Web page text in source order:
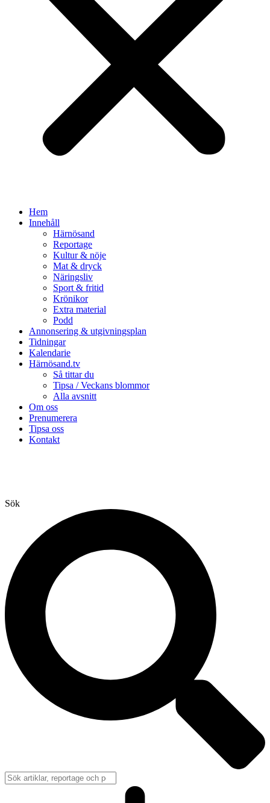
Hem
Innehåll
Härnösand
Reportage
Kultur & nöje
Mat & dryck
Näringsliv
Sport & fritid
Krönikor
Extra material
Podd
Annonsering & utgivningsplan
Tidningar
Kalendarie
Härnösand.tv
Så tittar du
Tipsa / Veckans blommor
Alla avsnitt
Om oss
Prenumerera
Tipsa oss
Kontakt
Sök